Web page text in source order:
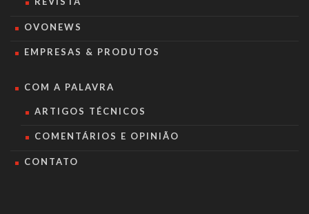
OVONEWS
EMPRESAS & PRODUTOS
COM A PALAVRA
ARTIGOS TÉCNICOS
COMENTÁRIOS E OPINIÃO
CONTATO